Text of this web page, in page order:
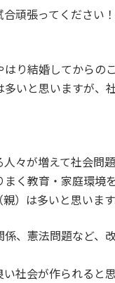
頑張ってください
り結婚してからの
いと思いますが、
々が増えて社会問
く教育・家庭環境
）は多いと思います
、憲法問題など、
社会が作られると思